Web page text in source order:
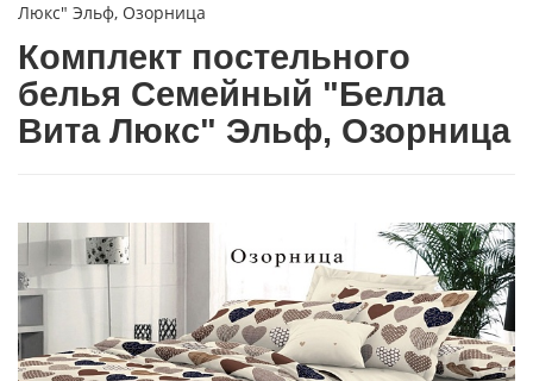
Люкс" Эльф, Озорница
Комплект постельного
белья Семейный "Белла
Вита Люкс" Эльф, Озорница